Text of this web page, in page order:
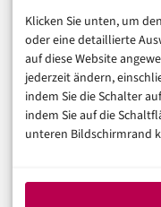
Klicken Sie unten, um
oder eine detaillierte
auf diese Website
jederzeit ändern,
indem Sie die Schalter
indem Sie auf die
unteren Bildschirmrand
Magazin
Unsere Redaktion
Werbeformate & Media Kit
Rechtliches
Datenschutzerklärung (EU)